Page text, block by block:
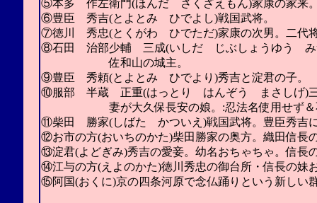
⑤本多 作左衛門(ほんだ さくざえもん)家康の家来
⑥豊臣 秀吉(とよとみ ひでよし)戦国武将。
⑦徳川 秀忠(とくがわ ひでただ)家康の次男。二代
⑧石田 治部少輔 三成(いしだ じぶしょうゆう みつ
佐和山の城主。
⑨豊臣 秀頼(とよとみ ひでより)秀吉と淀君の子。
⑩服部 半蔵 正重(はっとり はんぞう まさしげ)三
妻が大久保長安の娘。:忍法名使用せず＆
⑪柴田 勝家(しばた かついえ)戦国武将。豊臣秀吉
⑫お市の方(おいちのかた)柴田勝家の奥方。織田信長
⑬淀君(よどぎみ)秀吉の愛妾。幼名おちゃちゃ。信長
⑭江与の方(えよのかた)徳川秀忠の御台所・信長の妹
⑮阿国(おくに)京の四条河原で念仏踊りという新しい